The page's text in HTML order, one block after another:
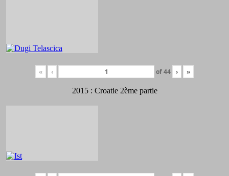
« ‹ of44 › »
2015 : Croatie 2ème partie